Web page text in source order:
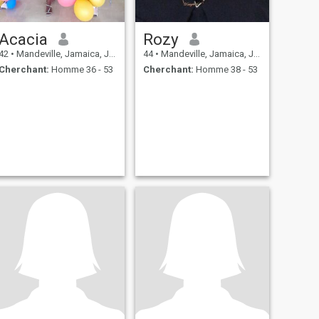
• Mandeville, Jamaica, Jamaique
Homme 36 - 53
Rozy
44 • Mandeville, Jamaica, Jamaique
Cherchant: Homme 38 - 53